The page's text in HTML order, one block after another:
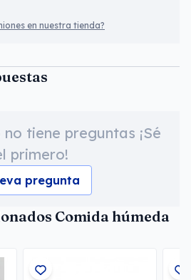
en nuestra tienda?
tiene preguntas ¡Sé
primero!
pregunta
Comida húmeda